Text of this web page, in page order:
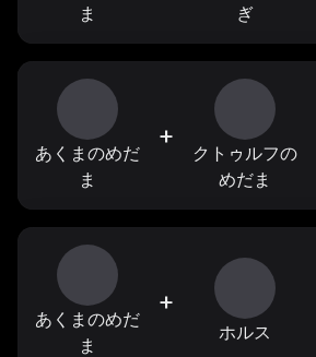
ま
ぎ
あくまのめだ
ま
+
クトゥルフの
めだま
あくまのめだ
ま
+
ホルス